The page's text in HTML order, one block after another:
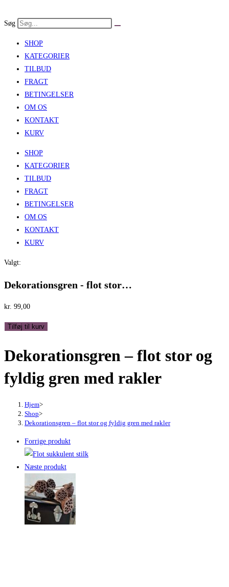
to
Søg
SHOP
KATEGORIER
TILBUD
FRAGT
BETINGELSER
OM OS
KONTAKT
KURV
SHOP
KATEGORIER
TILBUD
FRAGT
BETINGELSER
OM OS
KONTAKT
KURV
Valgt:
Dekorationsgren - flot stor…
kr. 99,00
Dekorationsgren
flot
og
antal
Tilføj til kurv
Dekorationsgren – flot stor og
fyldig gren med rakler
Hjem>
Shop>
Dekorationsgren – flot stor og fyldig gren med rakler
Forrige produkt
Næste produkt